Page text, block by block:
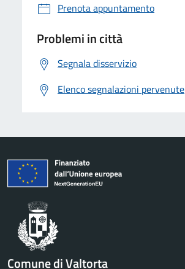
Prenota appuntamento
Problemi in città
Segnala disservizio
Elenco segnalazioni pervenute
Comune di Valtorta